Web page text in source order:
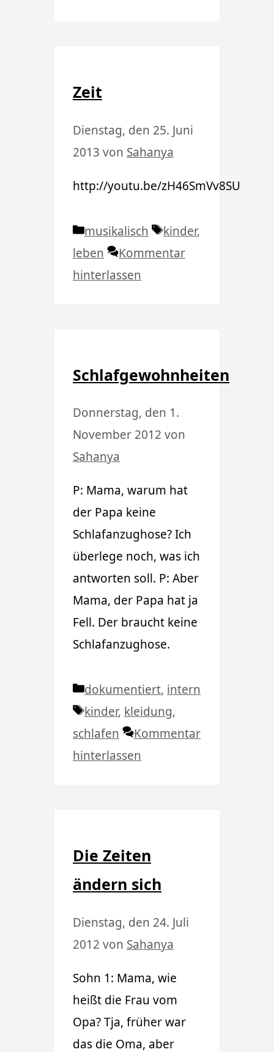
Zeit
Dienstag, den 25. Juni
2013 von Sahanya
http://youtu.be/zH46SmVv8SU
Kategorien
musikalisch Schlagwörter
kinder,
leben
Kommentar
hinterlassen
Schlafgewohnheiten
Donnerstag, den 1.
November 2012 von
Sahanya
P: Mama, warum hat
der Papa keine
Schlafanzughose? Ich
überlege noch, was ich
antworten soll. P: Aber
Mama, der Papa hat ja
Fell. Der braucht keine
Schlafanzughose.
Kategorien
dokumentiert, intern
Schlagwörter
kinder, kleidung,
schlafen
Kommentar
hinterlassen
Die Zeiten
ändern sich
Dienstag, den 24. Juli
2012 von Sahanya
Sohn 1: Mama, wie
heißt die Frau vom
Opa? Tja, früher war
das die Oma, aber